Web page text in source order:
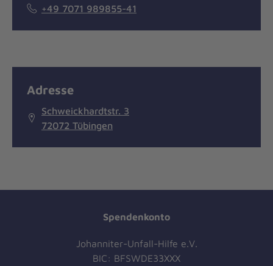
+49 7071 989855-41
Adresse
Schweickhardtstr. 3
72072 Tübingen
Spendenkonto
Johanniter-Unfall-Hilfe e.V.
BIC: BFSWDE33XXX